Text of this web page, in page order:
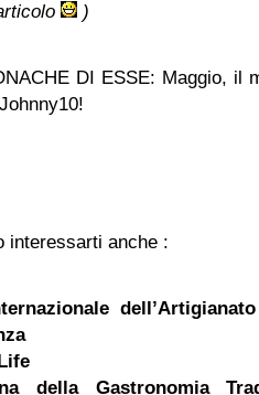
)
DI ESSE: Maggio, il
interessarti anche :
della Gastronomia